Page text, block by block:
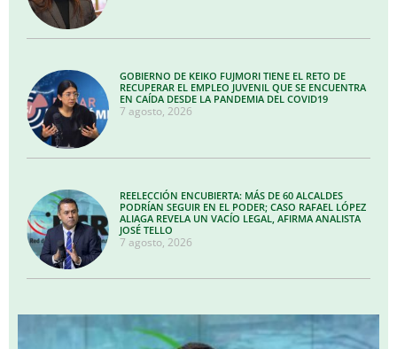
GOBIERNO DE KEIKO FUJMORI TIENE EL RETO DE
RECUPERAR EL EMPLEO JUVENIL QUE SE ENCUENTRA
EN CAÍDA DESDE LA PANDEMIA DEL COVID19
7 agosto, 2026
REELECCIÓN ENCUBIERTA: MÁS DE 60 ALCALDES
PODRÍAN SEGUIR EN EL PODER; CASO RAFAEL LÓPEZ
ALIAGA REVELA UN VACÍO LEGAL, AFIRMA ANALISTA
JOSÉ TELLO
7 agosto, 2026